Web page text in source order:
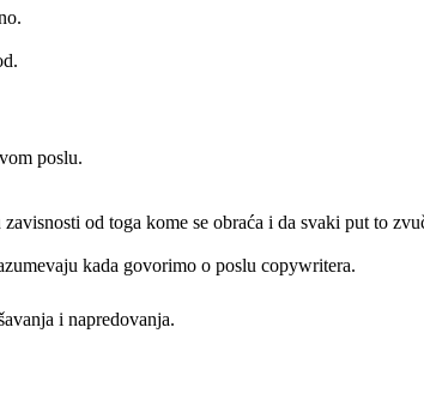
poslu.
od toga kome se obraća i da svaki put to
kada govorimo o poslu copywritera.
i napredovanja.